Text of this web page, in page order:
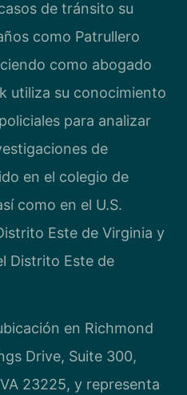
de tránsito su
como Patrullero
como abogado
utiliza su conocimiento
para analizar
de
en el colegio de
como en el U.S.
Este de Virginia y
Distrito Este de
en Richmond
Drive, Suite 300,
23225, y representa